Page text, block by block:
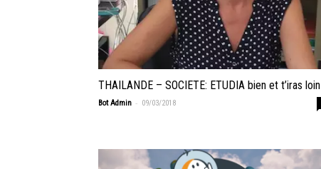
THAILANDE – SOCIETE: ETUDIA bien et t’iras loin
Bot Admin - 09/03/2018